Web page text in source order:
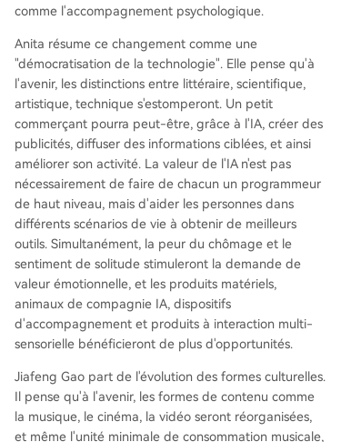
comme l'accompagnement psychologique.
Anita résume ce changement comme une
"démocratisation de la technologie". Elle pense qu'à
l'avenir, les distinctions entre littéraire, scientifique,
artistique, technique s'estomperont. Un petit
commerçant pourra peut-être, grâce à l'IA, créer des
publicités, diffuser des informations ciblées, et ainsi
améliorer son activité. La valeur de l'IA n'est pas
nécessairement de faire de chacun un programmeur
de haut niveau, mais d'aider les personnes dans
différents scénarios de vie à obtenir de meilleurs
outils. Simultanément, la peur du chômage et le
sentiment de solitude stimuleront la demande de
valeur émotionnelle, et les produits matériels,
animaux de compagnie IA, dispositifs
d'accompagnement et produits à interaction multi-
sensorielle bénéficieront de plus d'opportunités.
Jiafeng Gao part de l'évolution des formes culturelles.
Il pense qu'à l'avenir, les formes de contenu comme
la musique, le cinéma, la vidéo seront réorganisées,
et même l'unité minimale de consommation musicale,